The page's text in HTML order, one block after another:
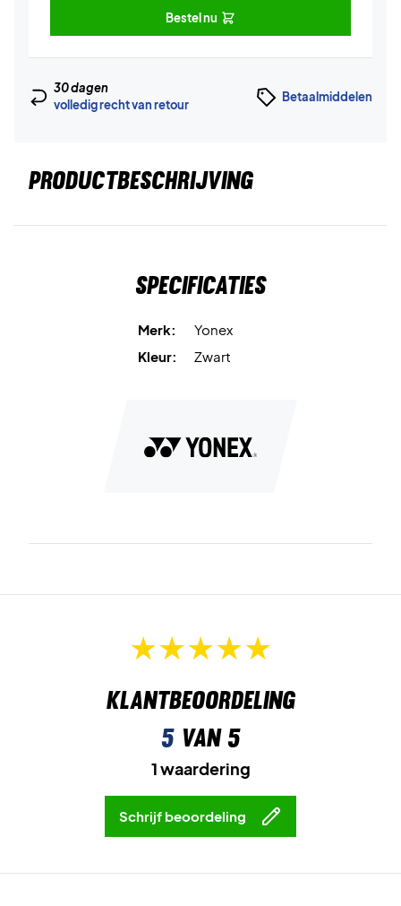
Bestel nu
30 dagen
volledig recht van retour
Betaalmiddelen
PRODUCTBESCHRIJVING
Specificaties
Merk:
Yonex
Kleur:
Zwart
Klantbeoordeling
5van 5
1 waardering
Schrijf beoordeling